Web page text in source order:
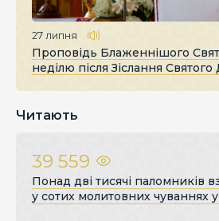
27 липня
Проповідь Блаженнішого
неділю після Зіслання Святого
Читають
39 559
Понад дві тисячі паломників
у сотих молитовних чуваннях у